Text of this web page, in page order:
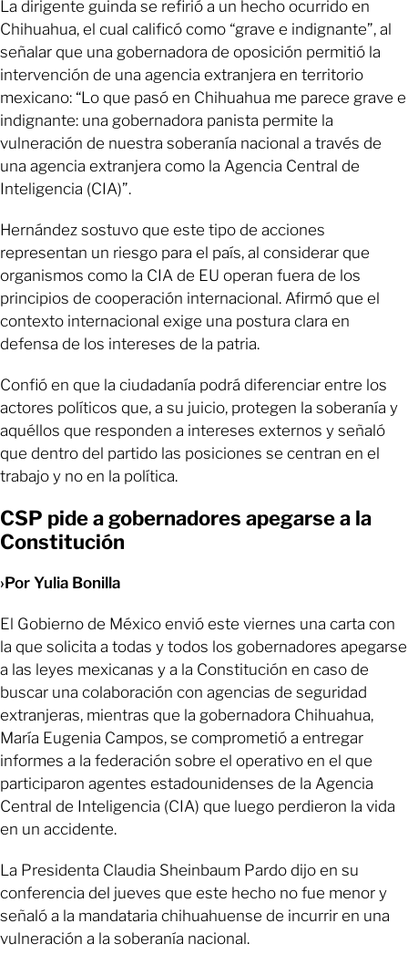
La dirigente guinda se refirió a un hecho ocurrido en
Chihuahua, el cual calificó como “grave e indignante”, al
señalar que una gobernadora de oposición permitió la
intervención de una agencia extranjera en territorio
mexicano: “Lo que pasó en Chihuahua me parece grave e
indignante: una gobernadora panista permite la
vulneración de nuestra soberanía nacional a través de
una agencia extranjera como la Agencia Central de
Inteligencia (CIA)”.
Hernández sostuvo que este tipo de acciones
representan un riesgo para el país, al considerar que
organismos como la CIA de EU operan fuera de los
principios de cooperación internacional. Afirmó que el
contexto internacional exige una postura clara en
defensa de los intereses de la patria.
Confió en que la ciudadanía podrá diferenciar entre los
actores políticos que, a su juicio, protegen la soberanía y
aquéllos que responden a intereses externos y señaló
que dentro del partido las posiciones se centran en el
trabajo y no en la política.
CSP pide a gobernadores apegarse a la
Constitución
›Por Yulia Bonilla
El Gobierno de México envió este viernes una carta con
la que solicita a todas y todos los gobernadores apegarse
a las leyes mexicanas y a la Constitución en caso de
buscar una colaboración con agencias de seguridad
extranjeras, mientras que la gobernadora Chihuahua,
María Eugenia Campos, se comprometió a entregar
informes a la federación sobre el operativo en el que
participaron agentes estadounidenses de la Agencia
Central de Inteligencia (CIA) que luego perdieron la vida
en un accidente.
La Presidenta Claudia Sheinbaum Pardo dijo en su
conferencia del jueves que este hecho no fue menor y
señaló a la mandataria chihuahuense de incurrir en una
vulneración a la soberanía nacional.